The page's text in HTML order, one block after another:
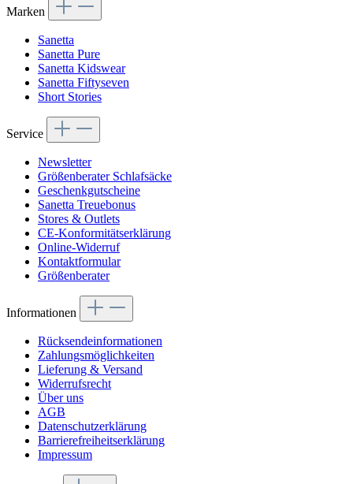
Marken
Sanetta
Sanetta Pure
Sanetta Kidswear
Sanetta Fiftyseven
Short Stories
Service
Newsletter
Größenberater Schlafsäcke
Geschenkgutscheine
Sanetta Treuebonus
Stores & Outlets
CE-Konformitätserklärung
Online-Widerruf
Kontaktformular
Größenberater
Informationen
Rücksendeinformationen
Zahlungsmöglichkeiten
Lieferung & Versand
Widerrufsrecht
Über uns
AGB
Datenschutzerklärung
Barrierefreiheitserklärung
Impressum